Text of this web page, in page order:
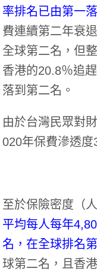
率排名已由第一
費連續第二年衰
全球第二名，但
香港的20.8％追
落到第二名。
由於台灣民眾對
020年保費滲透度
至於保險密度（
平均每人每年
名，在全球排名
球第二名，且香